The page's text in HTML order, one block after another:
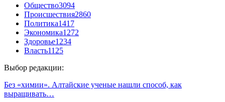
Общество3094
Происшествия2860
Политика1417
Экономика1272
Здоровье1234
Власть1125
Выбор редакции:
Без «химии». Алтайские ученые нашли способ, как
выращивать…